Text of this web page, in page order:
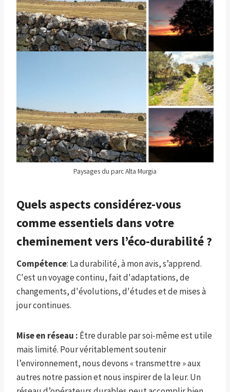
Paysages du parc Alta Murgia
Quels aspects considérez-vous
comme essentiels dans votre
cheminement vers l’éco-durabilité ?
Compétence: La durabilité, à mon avis, s’apprend.
C'est un voyage continu, fait d'adaptations, de
changements, d'évolutions, d'études et de mises à
jour continues.
Mise en réseau : Être durable par soi-même est utile
mais limité. Pour véritablement soutenir
l’environnement, nous devons « transmettre » aux
autres notre passion et nous inspirer de la leur. Un